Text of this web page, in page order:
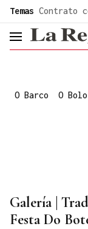
Temas Contrato
header.menu.open
O Barco O Bolo
Galería |
Festa Do